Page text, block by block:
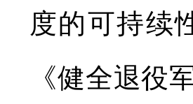
度的可持续
《健全退役